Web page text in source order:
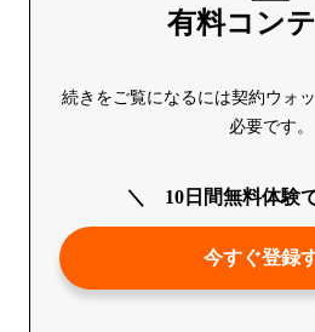
有料コン
続きをご覧になるには契約ウォ
必要です。
10日間無料体験
今すぐ登録